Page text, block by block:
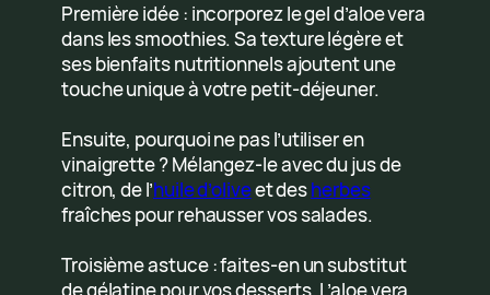
Première idée : incorporez le gel d’aloe vera
dans les smoothies. Sa texture légère et
ses bienfaits nutritionnels ajoutent une
touche unique à votre petit-déjeuner.
Ensuite, pourquoi ne pas l’utiliser en
vinaigrette ? Mélangez-le avec du jus de
citron, de l’huile d’oliveet desherbes
fraîches pour rehausser vos salades.
Troisième astuce : faites-en un substitut